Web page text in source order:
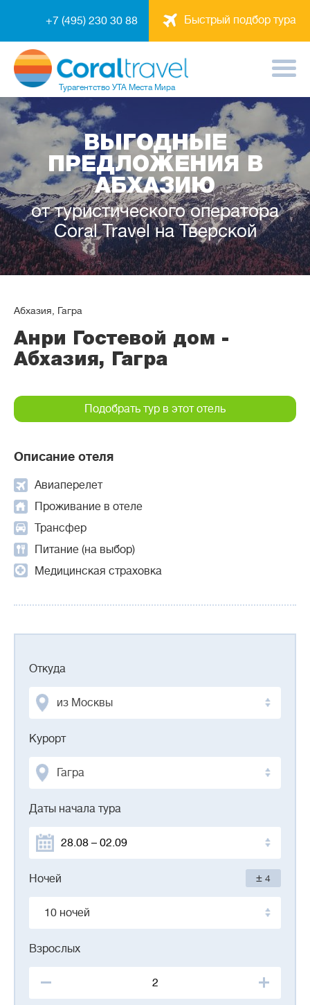
Быстрый подбор тура
+7 (495) 230 30 88
Турагентство УТА Места Мира
ВЫГОДНЫЕ
ПРЕДЛОЖЕНИЯ В
АБХАЗИЮ
от туристического оператора
Coral Travel на Тверской
Абхазия, Гагра
Анри Гостевой дом -
Абхазия, Гагра
Описание отеля
Авиаперелет
Проживание в отеле
Трансфер
Питание (на выбор)
Медицинская страховка
Подобрать тур в этот отель
Откуда
из Москвы
Курорт
Гагра
Даты начала тура
Ночей ± 4
10 ночей
Взрослых